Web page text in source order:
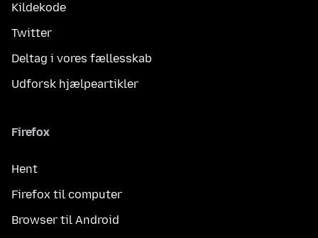
Kildekode
Twitter
Deltag i vores fællesskab
Udforsk hjælpeartikler
Firefox
Hent
Firefox til computer
Browser til Android